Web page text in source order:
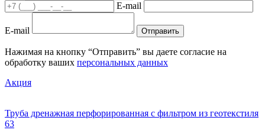
E-mail
E-mail Отправить
Нажимая на кнопку “Отправить” вы даете согласие на
обработку ваших персональных данных
Акция
Труба дренажная перфорированная с фильтром из геотекстиля
63